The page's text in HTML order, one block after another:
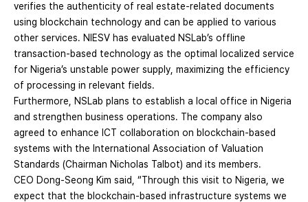
verifies the authenticity of real estate-related documents
using blockchain technology and can be applied to various
other services. NIESV has evaluated NSLab’s offline
transaction-based technology as the optimal localized service
for Nigeria’s unstable power supply, maximizing the efficiency
of processing in relevant fields.
Furthermore, NSLab plans to establish a local office in Nigeria
and strengthen business operations. The company also
agreed to enhance ICT collaboration on blockchain-based
systems with the International Association of Valuation
Standards (Chairman Nicholas Talbot) and its members.
CEO Dong-Seong Kim said, “Through this visit to Nigeria, we
expect that the blockchain-based infrastructure systems we